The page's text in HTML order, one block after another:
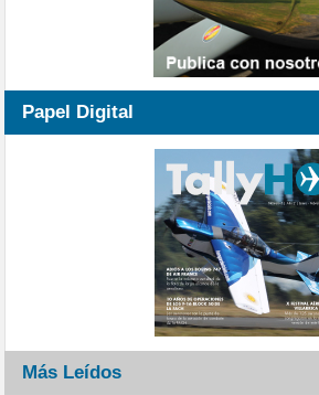
Papel Digital
Más Leídos